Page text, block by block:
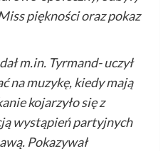
piękności oraz pokaz
m.in. Tyrmand- uczył
na muzykę, kiedy mają
kojarzyło się z
wystąpień partyjnych
Pokazywał